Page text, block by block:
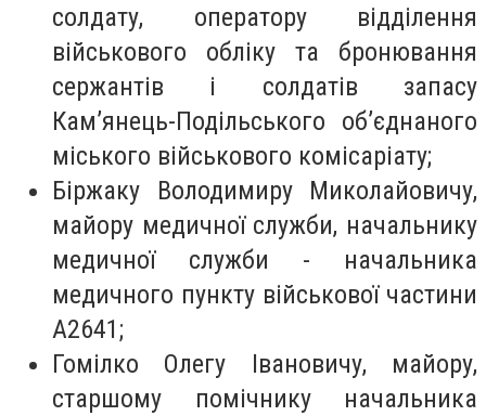
солдату, оператору відділення
військового обліку та бронювання
сержантів і солдатів запасу
Кам’янець-Подільського об’єднаного
міського військового комісаріату;
Біржаку Володимиру Миколайовичу,
майору медичної служби, начальнику
медичної служби - начальника
медичного пункту військової частини
А2641;
Гомілко Олегу Івановичу, майору,
старшому помічнику начальника